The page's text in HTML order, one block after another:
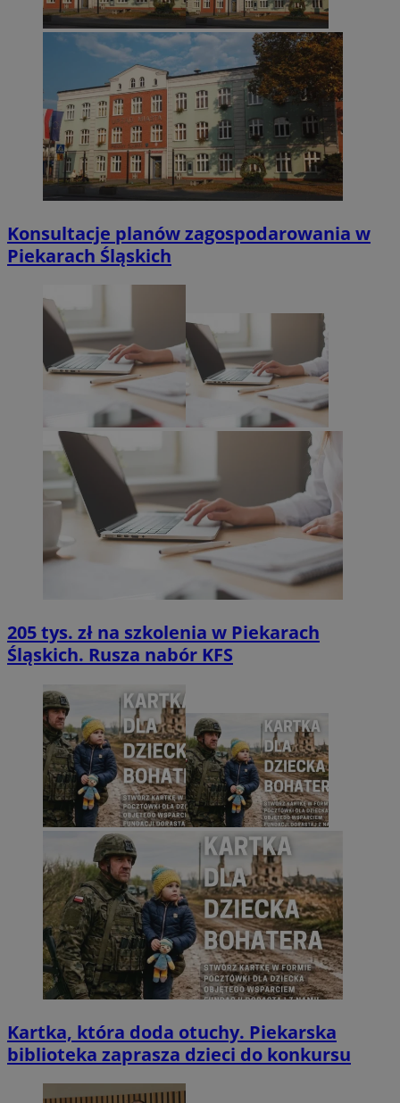
Konsultacje planów zagospodarowania w
Piekarach Śląskich
205 tys. zł na szkolenia w Piekarach
Śląskich. Rusza nabór KFS
Kartka, która doda otuchy. Piekarska
biblioteka zaprasza dzieci do konkursu